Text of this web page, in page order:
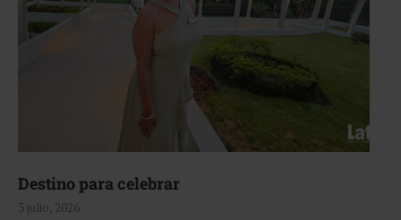
Destino para celebrar
3 julio, 2026